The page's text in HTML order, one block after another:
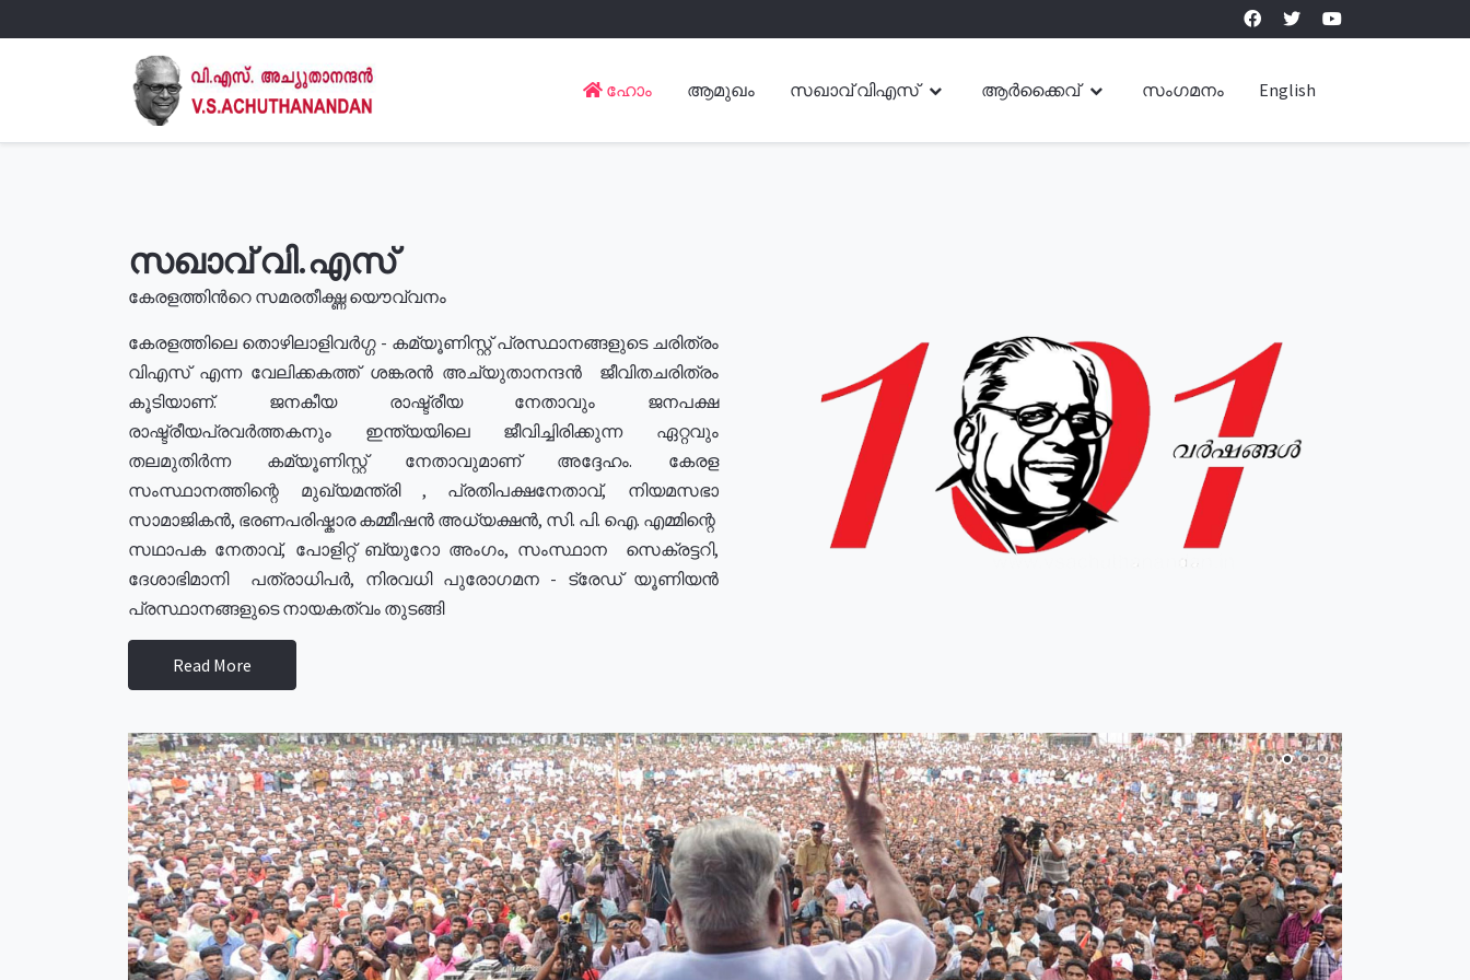
ഹോം ആമുഖം സഖാവ് വിഎസ് ആർക്കൈവ് സംഗമനം English
സഖാവ് വി.എസ്
കേരളത്തിൻറെ സമരതീക്ഷ്ണ യൌവ്വനം
കേരളത്തിലെ തൊഴിലാളിവർഗ്ഗ - കമ്യൂണിസ്റ്റ് പ്രസ്ഥാനങ്ങളുടെ ചരിത്രം
വിഎസ് എന്ന വേലിക്കകത്ത് ശങ്കരൻ അച്യുതാനന്ദൻ ജീവിതചരിത്രം
കൂടിയാണ്. ജനകീയ രാഷ്ട്രീയ നേതാവും ജനപക്ഷ
രാഷ്ട്രീയപ്രവർത്തകനും ഇന്ത്യയിലെ ജീവിച്ചിരിക്കുന്ന ഏറ്റവും
തലമുതിർന്ന കമ്യൂണിസ്റ്റ് നേതാവുമാണ് അദ്ദേഹം. കേരള
സംസ്ഥാനത്തിന്റെ മുഖ്യമന്ത്രി , പ്രതിപക്ഷനേതാവ്, നിയമസഭാ
സാമാജികൻ, ഭരണപരിഷ്കാര കമ്മീഷൻ അധ്യക്ഷൻ, സി. പി. ഐ. എമ്മിന്റെ
സഥാപക നേതാവ്, പോളിറ്റ് ബ്യുറോ അംഗം, സംസ്ഥാന സെക്രട്ടറി,
ദേശാഭിമാനി പത്രാധിപർ, നിരവധി പുരോഗമന - ട്രേഡ് യൂണിയൻ
പ്രസ്ഥാനങ്ങളുടെ നായകത്വം തുടങ്ങി
Read More